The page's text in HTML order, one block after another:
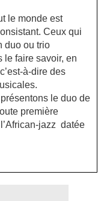
le monde est
Ceux qui
duo ou trio
le faire savoir, en
à-dire des
le duo de
première
jazz datée